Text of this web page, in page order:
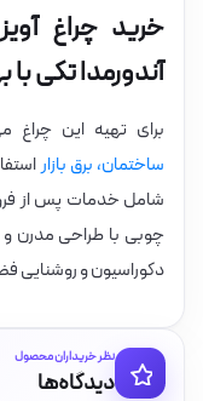
آندورمدا تکی
برای تهیه این چراغ
ساختمان، برق بازار
شامل خدمات پس از
چوبی با طراحی مدرن و
دکوراسیون و
نظر خریداران محصول
دیدگاه‌ها